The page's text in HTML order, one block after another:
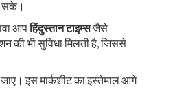
सके।
आपहिंदुस्तान टाइम्सजैसे
की भी सुविधा मिलती है, जिससे
इस मार्कशीट का इस्तेमाल आगे